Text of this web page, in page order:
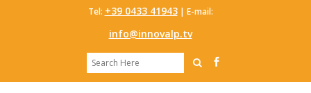
Tel: ‭+39 0433 41943‬ | E-mail:
info@innovalp.tv